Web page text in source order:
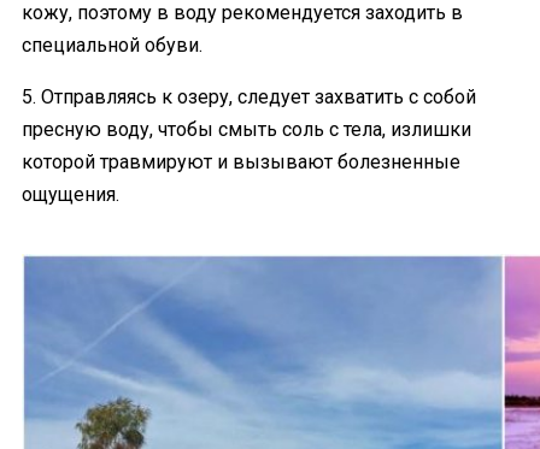
кожу, поэтому в воду рекомендуется заходить в
специальной обуви.
5. Отправляясь к озеру, следует захватить с собой
пресную воду, чтобы смыть соль с тела, излишки
которой травмируют и вызывают болезненные
ощущения.